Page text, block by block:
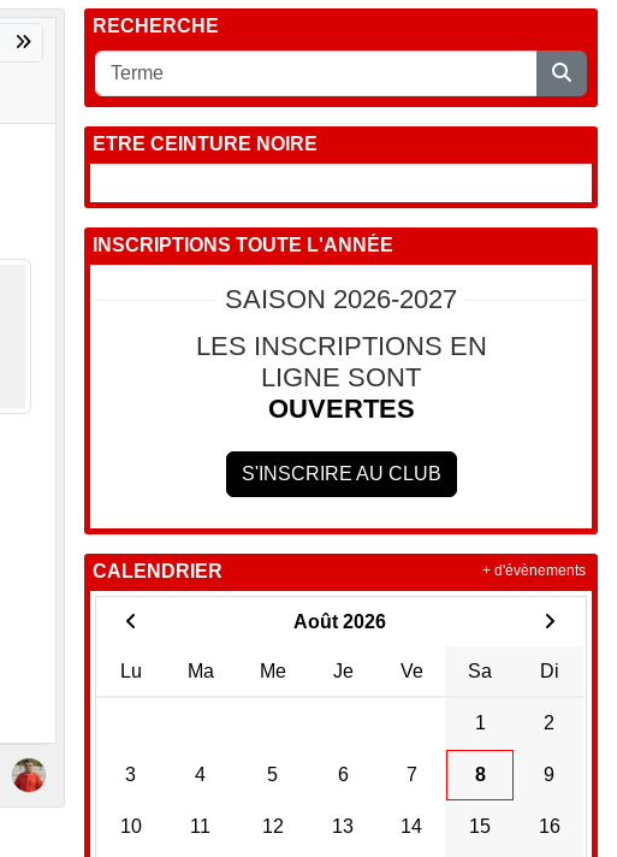
RECHERCHE
ETRE CEINTURE NOIRE
INSCRIPTIONS TOUTE L'ANNÉE
SAISON 2026-2027
LES INSCRIPTIONS EN
LIGNE SONT
OUVERTES
S'INSCRIRE AU CLUB
CALENDRIER
Août 2026
Lu Ma Me Je Ve Sa Di
1 2
3 4 5 6 7 8 9
10 11 12 13 14 15 16
+ d'évènements